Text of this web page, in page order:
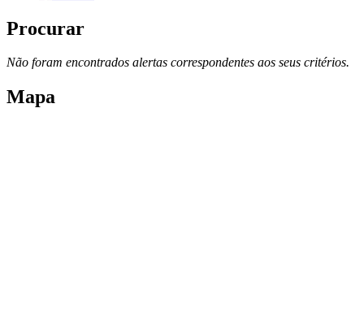
Procurar
Não foram encontrados alertas correspondentes aos seus critérios.
Mapa